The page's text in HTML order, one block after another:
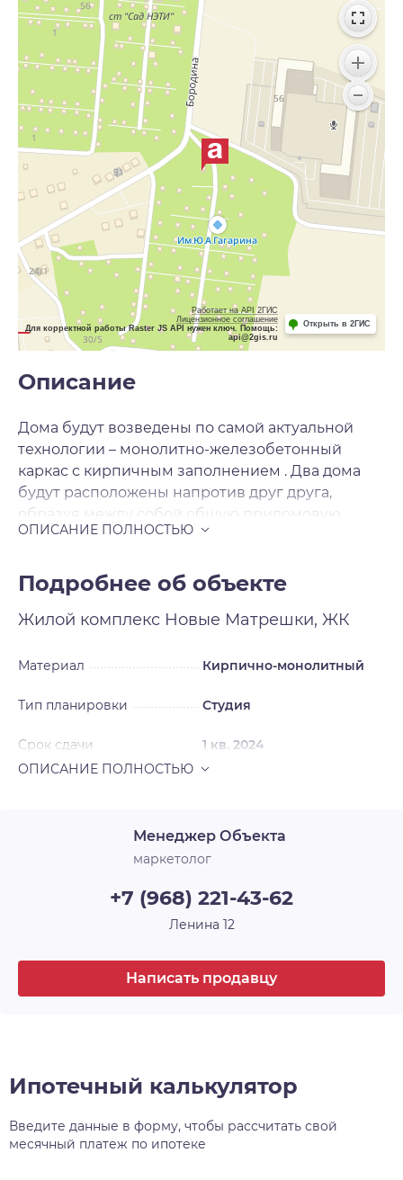
Работает на API 2ГИС
Лицензионное соглашение
Для корректной работы Raster JS API нужен ключ. Помощь:
api@2gis.ru
Открыть в 2ГИС
Описание
Дома будут возведены по самой актуальной
технологии – монолитно-железобетонный
каркас с кирпичным заполнением . Два дома
будут расположены напротив друг друга,
образуя между собой общую придомовую
территорию со своей атмосферой. На первых
коммерческой инфраструктуры. Вокруг домов
предусмотрены парковочные места на 983
автомобиля, за безопасность которых можно не
огорожена по периметру. Готовые квартиры с
застройщика. После получения ключей вы
Застройщик делает ремонт в нейтральном
стиле, который легко переделать под свои
площадки выглядят современно, стильно и
продолжают общую концепцию оформления.
Подробнее об объекте
Жилой комплекс Новые Матрешки, ЖК
Материал Кирпично-монолитный
Тип планировки Студия
Срок сдачи 1 кв. 2024
Менеджер Объекта
маркетолог
+7 (968) 221-43-62
Ленина 12
Написать продавцу
Ипотечный калькулятор
Введите данные в форму, чтобы рассчитать свой
месячный платеж по ипотеке